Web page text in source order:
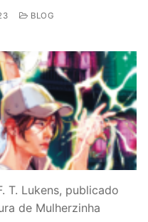
BLOG
T. Lukens, publicado
de Mulherzinha